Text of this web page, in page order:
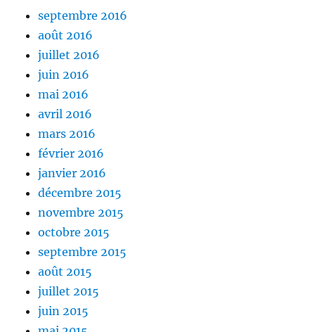
septembre 2016
août 2016
juillet 2016
juin 2016
mai 2016
avril 2016
mars 2016
février 2016
janvier 2016
décembre 2015
novembre 2015
octobre 2015
septembre 2015
août 2015
juillet 2015
juin 2015